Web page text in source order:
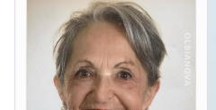
6 agosto 2026